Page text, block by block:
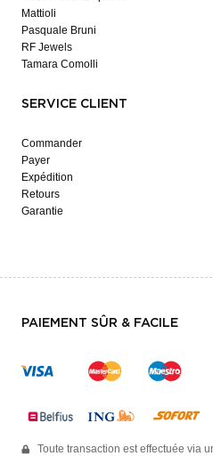
Mattioli
Pasquale Bruni
RF Jewels
Tamara Comolli
SERVICE CLIENT
Commander
Payer
Expédition
Retours
Garantie
PAIEMENT SÛR & FACILE
Toute transaction est effectuée via